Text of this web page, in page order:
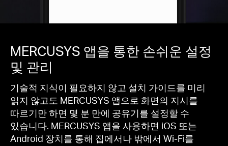
MERCUSYS 앱을 통한 손쉬운 설정
및 관리
기술적 지식이 필요하지 않고 설치 가이드를 미리
읽지 않고도 MERCUSYS 앱으로 화면의 지시를
따르기만 하면 몇 분 만에 공유기를 설정할 수
있습니다. MERCUSYS 앱을 사용하면 iOS 또는
Android 장치를 통해 집에서나 밖에서 Wi-Fi를